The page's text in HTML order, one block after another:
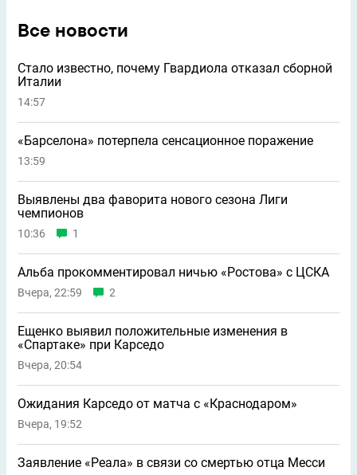
Все новости
Стало известно, почему Гвардиола отказал сборной
Италии
14:57
«Барселона» потерпела сенсационное поражение
13:59
Выявлены два фаворита нового сезона Лиги
чемпионов
10:36 1
Альба прокомментировал ничью «Ростова» с ЦСКА
Вчера, 22:59 2
Ещенко выявил положительные изменения в
«Спартаке» при Карседо
Вчера, 20:54
Ожидания Карседо от матча с «Краснодаром»
Вчера, 19:52
Заявление «Реала» в связи со смертью отца Месси